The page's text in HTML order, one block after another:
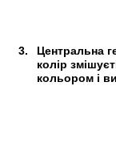
Центральна
колір
кольором і